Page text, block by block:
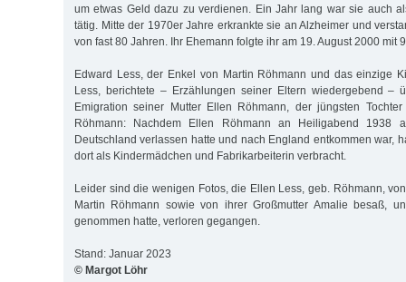
um etwas Geld dazu zu verdienen. Ein Jahr lang war sie auch
tätig. Mitte der 1970er Jahre erkrankte sie an Alzheimer und
von fast 80 Jahren. Ihr Ehemann folgte ihr am 19. August 2000 mit
Edward Less, der Enkel von Martin Röhmann und das einzige
Less, berichtete – Erzählungen seiner Eltern wiedergebend –
Emigration seiner Mutter Ellen Röhmann, der jüngsten
Röhmann: Nachdem Ellen Röhmann an Heiligabend 1938
Deutschland verlassen hatte und nach England entkommen war,
dort als Kindermädchen und Fabrikarbeiterin verbracht.
Leider sind die wenigen Fotos, die Ellen Less, geb. Röhmann,
Martin Röhmann sowie von ihrer Großmutter Amalie besaß,
genommen hatte, verloren gegangen.
Stand: Januar 2023
© Margot Löhr